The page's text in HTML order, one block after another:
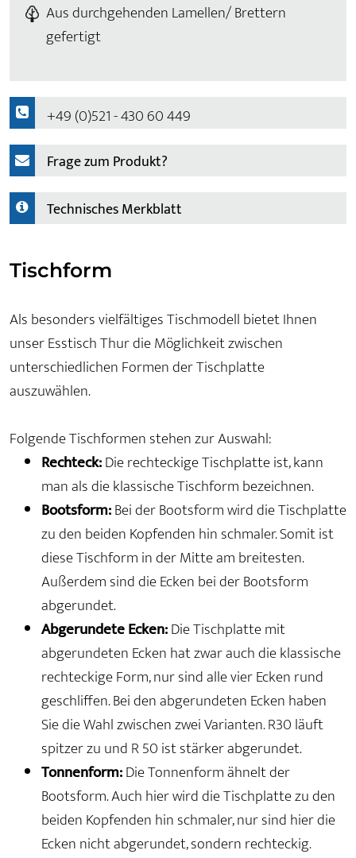
Aus durchgehenden Lamellen/ Brettern
gefertigt
+49 (0)521 - 430 60 449
Frage zum Produkt?
Technisches Merkblatt
Tischform
Als besonders vielfältiges Tischmodell bietet Ihnen
unser Esstisch Thur die Möglichkeit zwischen
unterschiedlichen Formen der Tischplatte
auszuwählen.
Folgende Tischformen stehen zur Auswahl:
Rechteck:Die rechteckige Tischplatte ist, kann
man als die klassische Tischform bezeichnen.
Bootsform:Bei der Bootsform wird die Tischplatte
zu den beiden Kopfenden hin schmaler. Somit ist
diese Tischform in der Mitte am breitesten.
Außerdem sind die Ecken bei der Bootsform
abgerundet.
Abgerundete Ecken:Die Tischplatte mit
abgerundeten Ecken hat zwar auch die klassische
rechteckige Form, nur sind alle vier Ecken rund
geschliffen. Bei den abgerundeten Ecken haben
Sie die Wahl zwischen zwei Varianten. R30 läuft
spitzer zu und R 50 ist stärker abgerundet.
Tonnenform:Die Tonnenform ähnelt der
Bootsform. Auch hier wird die Tischplatte zu den
beiden Kopfenden hin schmaler, nur sind hier die
Ecken nicht abgerundet, sondern rechteckig.